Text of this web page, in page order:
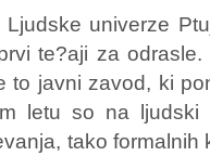
Ljudske univerze
te?aji za
to javni zavod, ki
letu so na ljudski
tako formalnih